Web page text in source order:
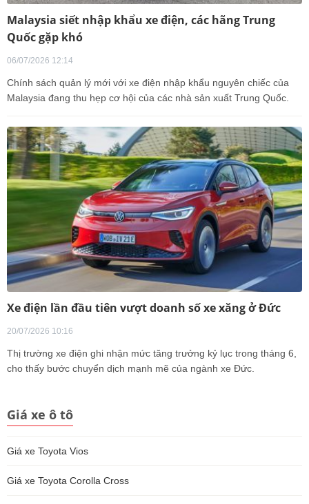
Malaysia siết nhập khẩu xe điện, các hãng Trung
Quốc gặp khó
06/07/2026 12:14
Chính sách quản lý mới với xe điện nhập khẩu nguyên chiếc của
Malaysia đang thu hẹp cơ hội của các nhà sản xuất Trung Quốc.
Xe điện lần đầu tiên vượt doanh số xe xăng ở Đức
20/07/2026 10:16
Thị trường xe điện ghi nhận mức tăng trưởng kỷ lục trong tháng 6,
cho thấy bước chuyển dịch mạnh mẽ của ngành xe Đức.
Giá xe ô tô
Giá xe Toyota Vios
Giá xe Toyota Corolla Cross